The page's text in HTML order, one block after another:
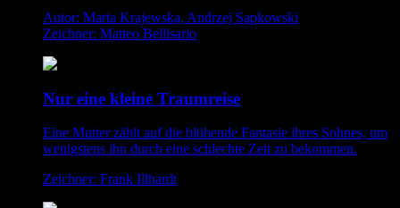
Autor: Marta Krajewska, Andrzej Sapkowski
Zeichner: Matteo Bellisario
Nur eine kleine Traumreise
Eine Mutter zählt auf die blühende Fantasie ihres Sohnes, um
wenigstens ihn durch eine schlechte Zeit zu bekommen.
Zeichner: Frank Illhardt